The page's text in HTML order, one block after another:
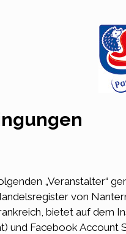
„Veranstalter“
von
bietet auf dem
und Facebook